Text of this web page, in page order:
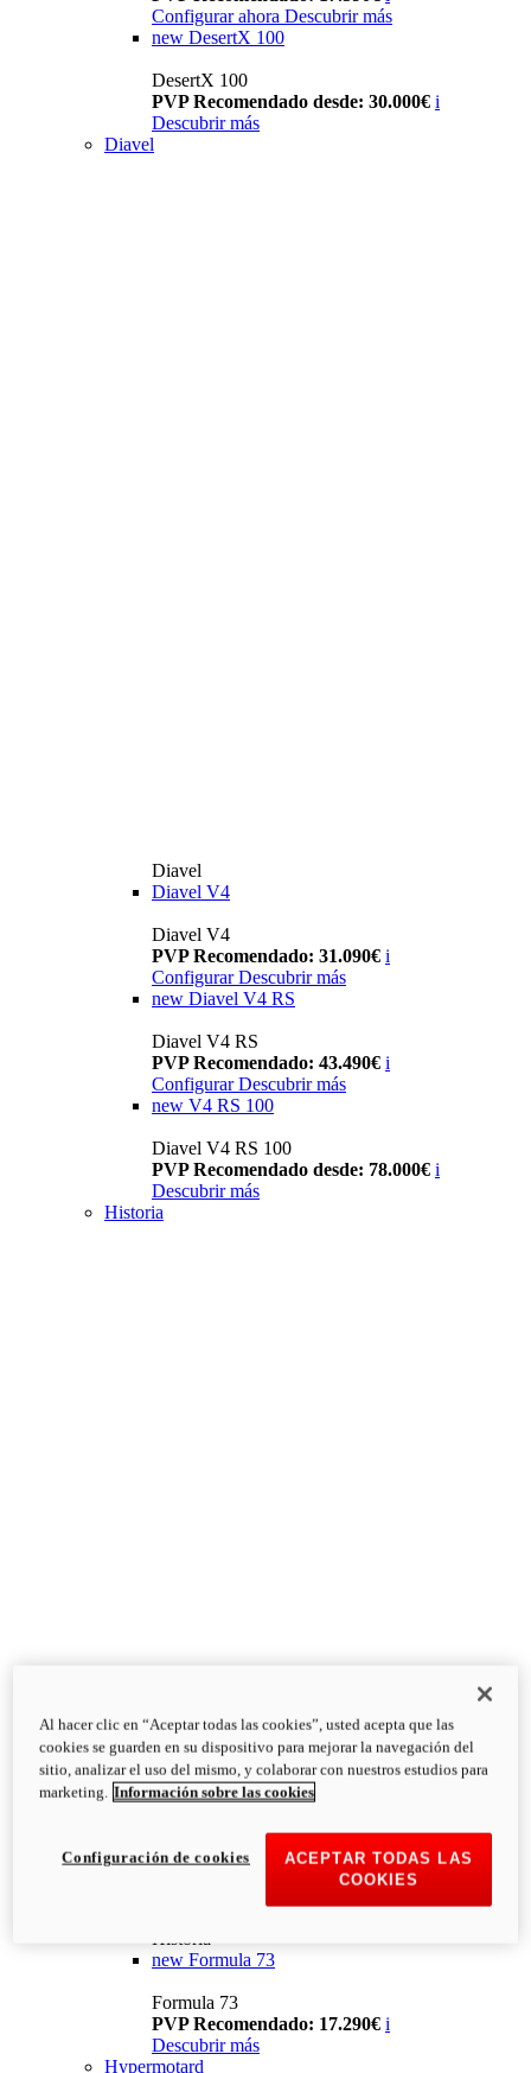
Configurar ahora Descubrir más
new DesertX 100
DesertX 100
PVP Recomendado desde: 30.000€ i
Descubrir más
Diavel
Diavel
Diavel V4
Diavel V4
PVP Recomendado: 31.090€ i
Configurar Descubrir más
new Diavel V4 RS
Diavel V4 RS
PVP Recomendado: 43.490€ i
Configurar Descubrir más
new V4 RS 100
Diavel V4 RS 100
PVP Recomendado desde: 78.000€ i
Descubrir más
Historia
Historia
new Formula 73
Formula 73
PVP Recomendado: 17.290€ i
Descubrir más
Hypermotard
Al hacer clic en “Aceptar todas las cookies”, usted acepta que las
cookies se guarden en su dispositivo para mejorar la navegación del
sitio, analizar el uso del mismo, y colaborar con nuestros estudios para
marketing. Información sobre las cookies
ACEPTAR TODAS LAS
COOKIES
Configuración de cookies